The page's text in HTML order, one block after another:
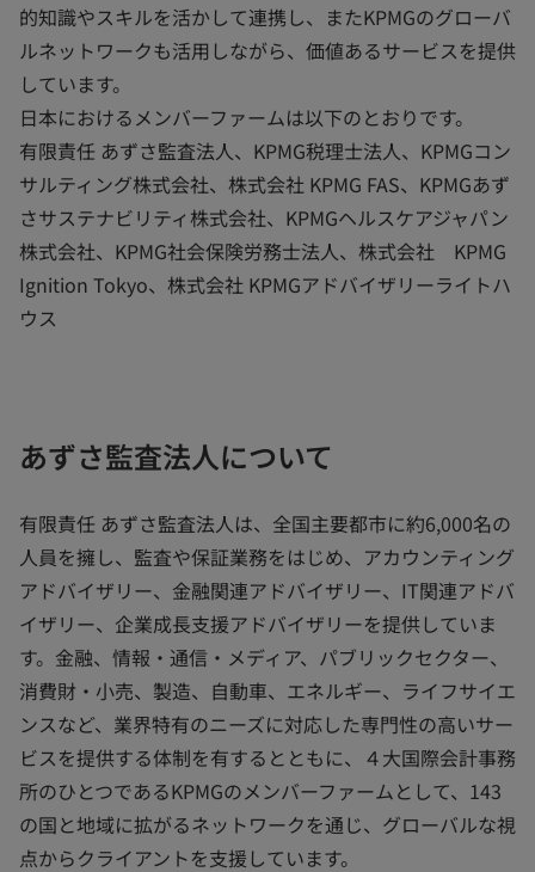
的知識やスキルを活かして連携し、またKPMGのグローバ
ルネットワークも活用しながら、価値あるサービスを提供
しています。
日本におけるメンバーファームは以下のとおりです。
有限責任 あずさ監査法人、KPMG税理士法人、KPMGコン
サルティング株式会社、株式会社 KPMG FAS、KPMGあず
さサステナビリティ株式会社、KPMGヘルスケアジャパン
株式会社、KPMG社会保険労務士法人、株式会社 KPMG
Ignition Tokyo、株式会社 KPMGアドバイザリーライトハ
ウス
あずさ監査法人について
有限責任 あずさ監査法人は、全国主要都市に約6,000名の
人員を擁し、監査や保証業務をはじめ、アカウンティング
アドバイザリー、金融関連アドバイザリー、IT関連アドバ
イザリー、企業成長支援アドバイザリーを提供していま
す。金融、情報・通信・メディア、パブリックセクター、
消費財・小売、製造、自動車、エネルギー、ライフサイエ
ンスなど、業界特有のニーズに対応した専門性の高いサー
ビスを提供する体制を有するとともに、４大国際会計事務
所のひとつであるKPMGのメンバーファームとして、143
の国と地域に拡がるネットワークを通じ、グローバルな視
点からクライアントを支援しています。